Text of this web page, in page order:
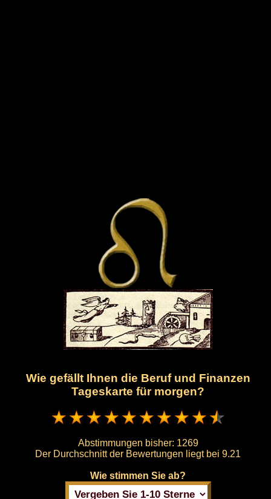
Wie gefällt Ihnen die Beruf und Finanzen
Tageskarte für morgen?
Abstimmungen bisher: 1269
Der Durchschnitt der Bewertungen liegt bei 9.21
Wie stimmen Sie ab?